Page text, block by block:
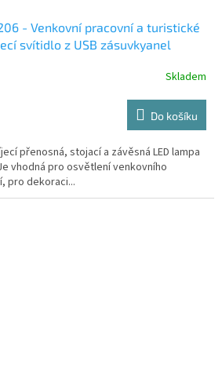
- Venkovní pracovní a turistické
svítidlo z USB zásuvkyanel
Skladem
Do košíku
přenosná, stojací a závěsná LED lampa
vhodná pro osvětlení venkovního
pro dekoraci...